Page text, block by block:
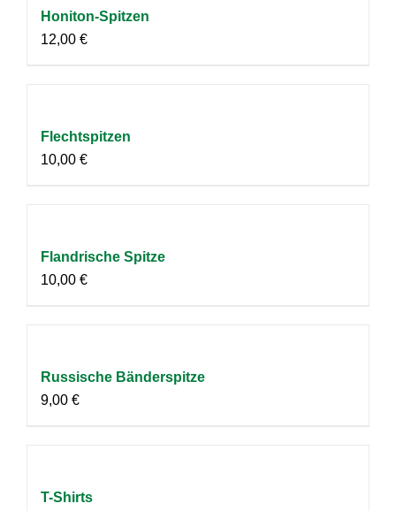
Honiton-Spitzen
12,00 €
Flechtspitzen
10,00 €
Flandrische Spitze
10,00 €
Russische Bänderspitze
9,00 €
T-Shirts